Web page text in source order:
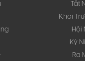
Tất
Khai
Hội
Kỷ
Ra